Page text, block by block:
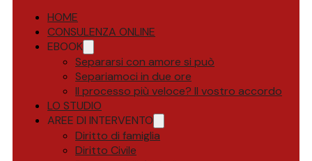
HOME
CONSULENZA ONLINE
EBOOK
Separarsi con amore si può
Separiamoci in due ore
Il processo più veloce? Il vostro accordo
LO STUDIO
AREE DI INTERVENTO
Diritto di famiglia
Diritto Civile